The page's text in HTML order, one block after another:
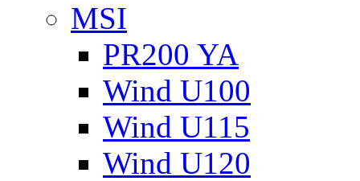
MSI
PR200 YA
Wind U100
Wind U115
Wind U120